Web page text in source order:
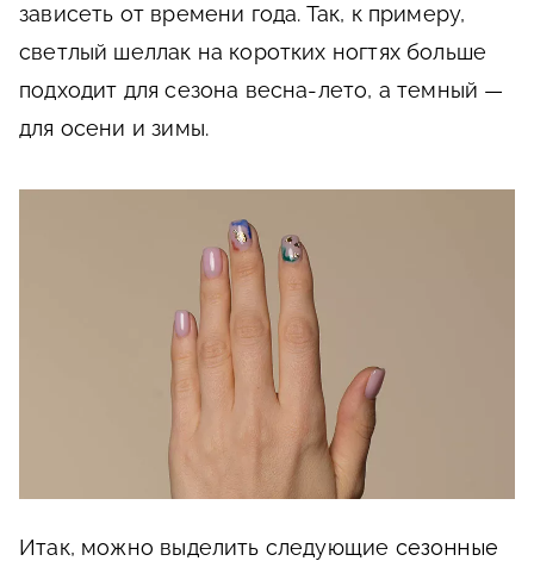
зависеть от времени года. Так, к примеру,
светлый шеллак на коротких ногтях больше
подходит для сезона весна-лето, а темный —
для осени и зимы.
Итак, можно выделить следующие сезонные